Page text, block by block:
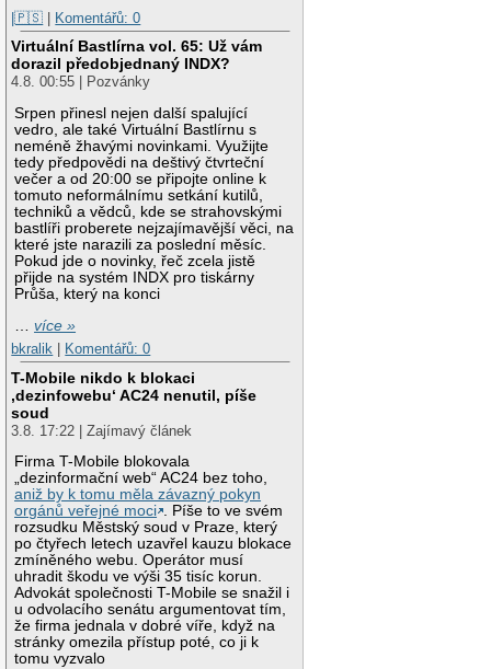
|🇵🇸 | Komentářů: 0
Virtuální Bastlírna vol. 65: Už vám
dorazil předobjednaný INDX?
4.8. 00:55 | Pozvánky
Srpen přinesl nejen další spalující
vedro, ale také Virtuální Bastlírnu s
neméně žhavými novinkami. Využijte
tedy předpovědi na deštivý čtvrteční
večer a od 20:00 se připojte online k
tomuto neformálnímu setkání kutilů,
techniků a vědců, kde se strahovskými
bastlíři proberete nejzajímavější věci, na
které jste narazili za poslední měsíc.
Pokud jde o novinky, řeč zcela jistě
přijde na systém INDX pro tiskárny
Průša, který na konci
…více »
bkralik
Komentářů: 0
T-Mobile nikdo k blokaci
‚dezinfowebu‘ AC24 nenutil, píše
soud
3.8. 17:22 | Zajímavý článek
Firma T-Mobile blokovala
„dezinformační web“ AC24 bez toho,
aniž by k tomu měla závazný pokyn
orgánů veřejné moci . Píše to ve svém
rozsudku Městský soud v Praze, který
po čtyřech letech uzavřel kauzu blokace
zmíněného webu. Operátor musí
uhradit škodu ve výši 35 tisíc korun.
Advokát společnosti T-Mobile se snažil i
u odvolacího senátu argumentovat tím,
že firma jednala v dobré víře, když na
stránky omezila přístup poté, co ji k
tomu vyzvalo